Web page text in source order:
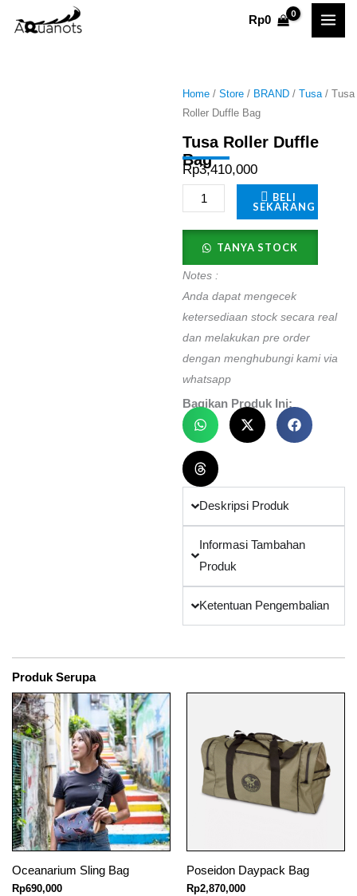
Rp0
Home /Store / BRAND /Tusa / Tusa
Roller Duffle Bag
Tusa Roller Duffle
Bag
Rp3,410,000
Tusa
Roller
quantity
BELI
SEKARANG
TANYA STOCK
Notes :
Anda dapat mengecek
ketersediaan stock secara real
dan melakukan pre order
dengan menghubungi kami via
whatsapp
Bagikan Produk Ini:
Deskripsi Produk
Informasi Tambahan
Produk
Ketentuan Pengembalian
Produk Serupa
Oceanarium Sling Bag
Rp690,000
Poseidon Daypack Bag
Rp2,870,000